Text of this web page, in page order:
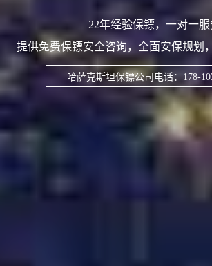
22年经验保镖，一对一
提供免费保镖安全咨询，全面安保规划
哈萨克斯坦保镖公司电话：178-